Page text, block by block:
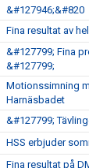
&#127946;&#820
Fina resultat av
&#127799; Fina
&#127799;
Motionssimning
Harnäsbadet
&#127799;
HSS erbjuder
Fina resultat på